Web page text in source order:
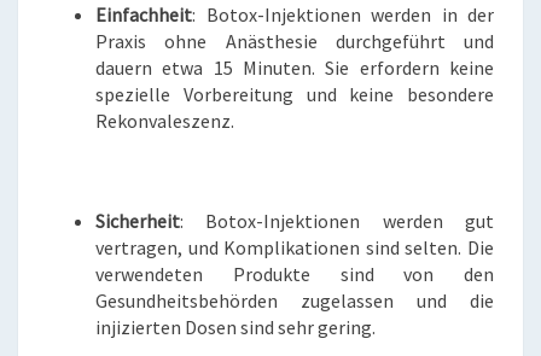
Einfachheit: Botox-Injektionen werden in der
Praxis ohne Anästhesie durchgeführt und
dauern etwa 15 Minuten. Sie erfordern keine
spezielle Vorbereitung und keine besondere
Rekonvaleszenz.
Sicherheit: Botox-Injektionen werden gut
vertragen, und Komplikationen sind selten. Die
verwendeten Produkte sind von den
Gesundheitsbehörden zugelassen und die
injizierten Dosen sind sehr gering.